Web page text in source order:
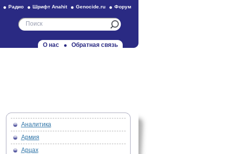
Радио Шрифт Anahit Genocide.ru Форум
О нас Обратная связь
Аналитика
Армия
Арцах